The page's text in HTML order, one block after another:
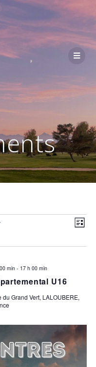
N
a
g
a
t
N
a
i
Liste
U16
min- 17 h 00 min
du Grand Vert, LALOUBERE,